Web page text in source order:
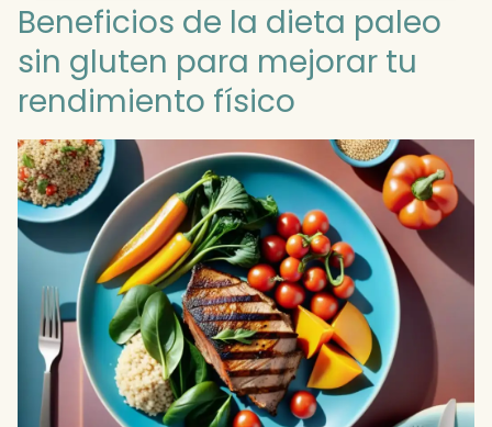
Beneficios de la dieta paleo
sin gluten para mejorar tu
rendimiento físico